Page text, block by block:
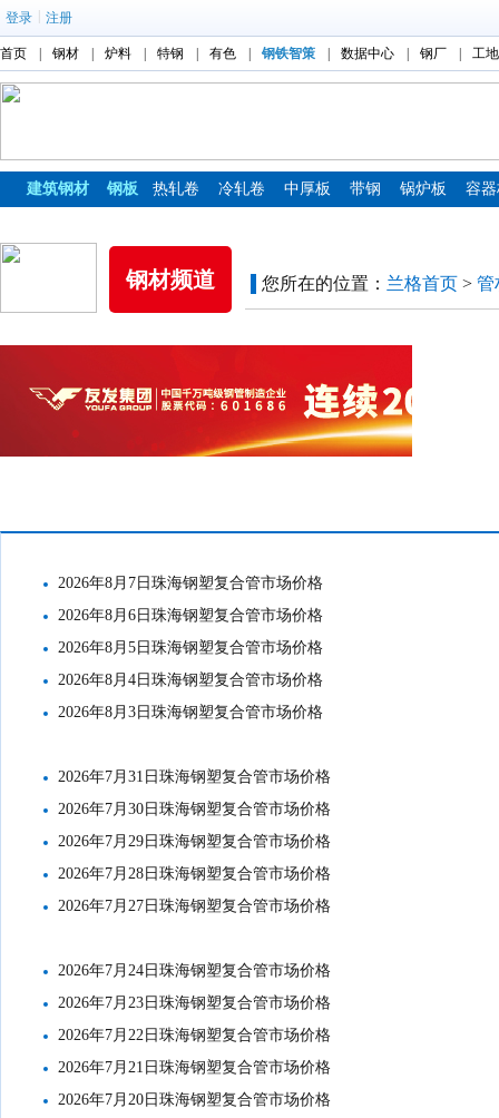
登录 注册
首页 钢材 炉料 特钢 有色 钢铁智策 数据中心 钢厂 工
建筑钢材 钢板 热轧卷 冷轧卷 中厚板 带钢 锅炉板 容
钢材频道 您所在的位置： 兰格首页 > 管
2026年8月7日珠海钢塑复合管市场价格
2026年8月6日珠海钢塑复合管市场价格
2026年8月5日珠海钢塑复合管市场价格
2026年8月4日珠海钢塑复合管市场价格
2026年8月3日珠海钢塑复合管市场价格
2026年7月31日珠海钢塑复合管市场价格
2026年7月30日珠海钢塑复合管市场价格
2026年7月29日珠海钢塑复合管市场价格
2026年7月28日珠海钢塑复合管市场价格
2026年7月27日珠海钢塑复合管市场价格
2026年7月24日珠海钢塑复合管市场价格
2026年7月23日珠海钢塑复合管市场价格
2026年7月22日珠海钢塑复合管市场价格
2026年7月21日珠海钢塑复合管市场价格
2026年7月20日珠海钢塑复合管市场价格